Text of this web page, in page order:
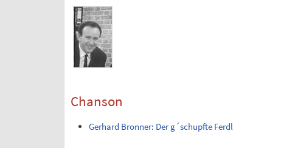
Chanson
Gerhard Bronner: Der g´schupfte Ferdl